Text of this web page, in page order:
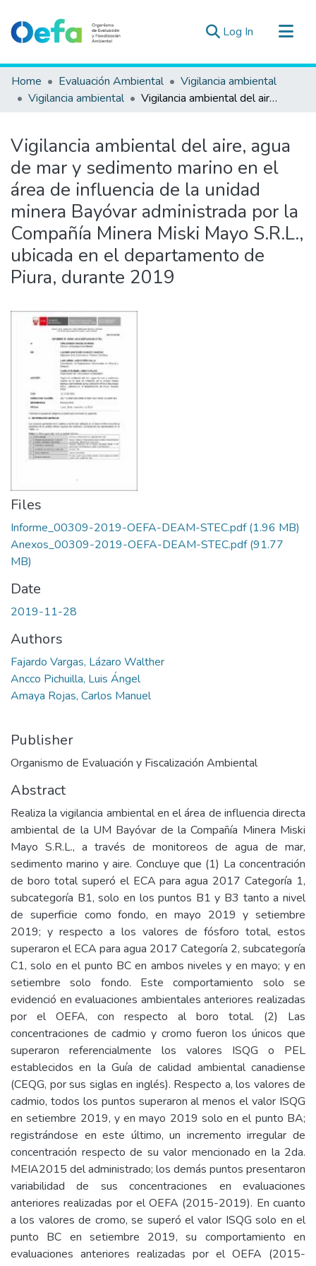
Log In (current)
Communities & Collections
All of DSpace
Estad. Externas
Guias ▾
Home Evaluación Ambiental
Vigilancia ambiental
Vigilancia ambiental
Vigilancia ambiental del aire, agua de mar y sedimento marino en el área de influencia de la unidad minera Bayóvar administrada por la Compañía Minera Miski Mayo S.R.L., ubicada en el departamento de Piura, durante 2019
Vigilancia ambiental del aire, agua
de mar y sedimento marino en el
área de influencia de la unidad
minera Bayóvar administrada por la
Compañía Minera Miski Mayo S.R.L.,
ubicada en el departamento de
Piura, durante 2019
Files
Informe_00309-2019-OEFA-DEAM-STEC.pdf(1.96 MB)
Anexos_00309-2019-OEFA-DEAM-STEC.pdf(91.77
MB)
Date
2019-11-28
Authors
Fajardo Vargas, Lázaro Walther
Ancco Pichuilla, Luis Ángel
Amaya Rojas, Carlos Manuel
Publisher
Organismo de Evaluación y Fiscalización Ambiental
Abstract
Realiza la vigilancia ambiental en el área de influencia directa
ambiental de la UM Bayóvar de la Compañía Minera Miski
Mayo S.R.L., a través de monitoreos de agua de mar,
sedimento marino y aire. Concluye que (1) La concentración
de boro total superó el ECA para agua 2017 Categoría 1,
subcategoría B1, solo en los puntos B1 y B3 tanto a nivel
de superficie como fondo, en mayo 2019 y setiembre
2019; y respecto a los valores de fósforo total, estos
superaron el ECA para agua 2017 Categoría 2, subcategoría
C1, solo en el punto BC en ambos niveles y en mayo; y en
setiembre solo fondo. Este comportamiento solo se
evidenció en evaluaciones ambientales anteriores realizadas
por el OEFA, con respecto al boro total. (2) Las
concentraciones de cadmio y cromo fueron los únicos que
superaron referencialmente los valores ISQG o PEL
establecidos en la Guía de calidad ambiental canadiense
(CEQG, por sus siglas en inglés). Respecto a, los valores de
cadmio, todos los puntos superaron al menos el valor ISQG
en setiembre 2019, y en mayo 2019 solo en el punto BA;
registrándose en este último, un incremento irregular de
concentración respecto de su valor mencionado en la 2da.
MEIA2015 del administrado; los demás puntos presentaron
variabilidad de sus concentraciones en evaluaciones
anteriores realizadas por el OEFA (2015-2019). En cuanto
a los valores de cromo, se superó el valor ISQG solo en el
punto BC en setiembre 2019, su comportamiento en
evaluaciones anteriores realizadas por el OEFA (2015-